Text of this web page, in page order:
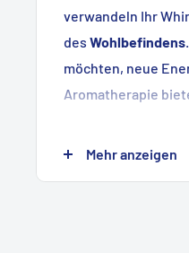
verwandeln Ihr
des Wohlbefindens
möchten, neue
Aromatherapie
Speziell für
Mehr anzeigen